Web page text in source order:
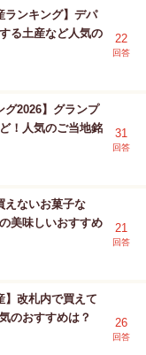
ランキング】デパ
る土産など人気の
22
回答
グ2026】グランプ
！人気のご当地銘
31
回答
えないお菓子な
美味しいおすすめ
21
回答
】改札内で買えて
のおすすめは？
26
回答